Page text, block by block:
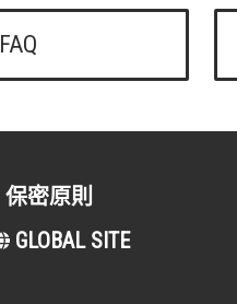
FAQ
保密原則
GLOBAL SITE